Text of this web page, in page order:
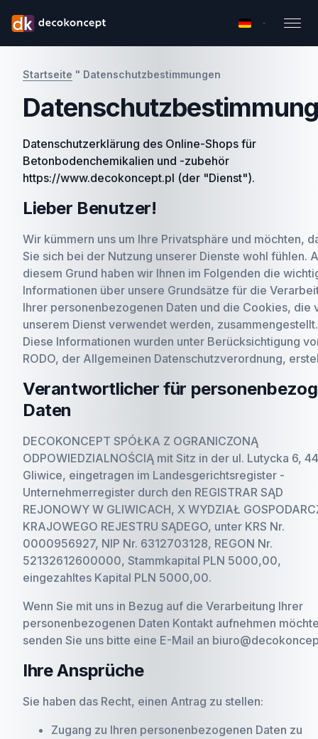
Startseite " Datenschutzbestimmungen
Datenschutzerklärung des Online-Shops für
Betonbodenchemikalien und -zubehör
https://www.decokoncept.pl (der "Dienst").
Lieber Benutzer!
Wir kümmern uns um Ihre Privatsphäre und möchten,
Sie sich bei der Nutzung unserer Dienste wohl fühlen.
diesem Grund haben wir Ihnen im Folgenden die
Informationen über unsere Grundsätze für die
Ihrer personenbezogenen Daten und die Cookies, die
unserem Dienst verwendet werden, zusammengestellt.
Diese Informationen wurden unter Berücksichtigung
RODO, der Allgemeinen Datenschutzverordnung,
Verantwortlicher für
Daten
DECOKONCEPT SPÓŁKA Z OGRANICZONĄ
ODPOWIEDZIALNOŚCIĄ mit Sitz in der ul. Lutycka 6,
Gliwice, eingetragen im Landesgerichtsregister -
Unternehmerregister durch den REGISTRAR SĄD
REJONOWY W GLIWICACH, X WYDZIAŁ
KRAJOWEGO REJESTRU SĄDEGO, unter KRS Nr.
0000956927, NIP Nr. 6312703128, REGON Nr.
52132612600000, Stammkapital PLN 5000,00,
eingezahltes Kapital PLN 5000,00.
Wenn Sie mit uns in Bezug auf die Verarbeitung Ihrer
personenbezogenen Daten Kontakt aufnehmen
senden Sie uns bitte eine E-Mail an
Ihre Ansprüche
Sie haben das Recht, einen Antrag zu stellen:
Zugang zu Ihren personenbezogenen Daten zu